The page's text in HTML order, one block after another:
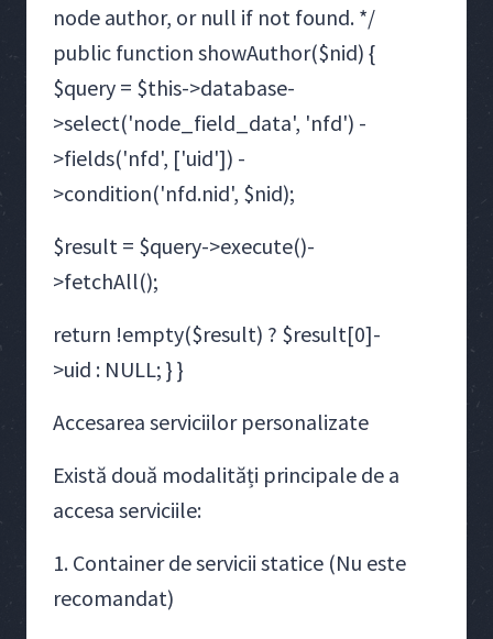
node author, or null if not found. */
public function showAuthor($nid) {
$query = $this->database-
>select('node_field_data', 'nfd') -
>fields('nfd', ['uid']) -
>condition('nfd.nid', $nid);
$result = $query->execute()-
>fetchAll();
return !empty($result) ? $result[0]-
>uid : NULL; } }
Accesarea serviciilor personalizate
Există două modalități principale de a
accesa serviciile:
1. Container de servicii statice (Nu este
recomandat)